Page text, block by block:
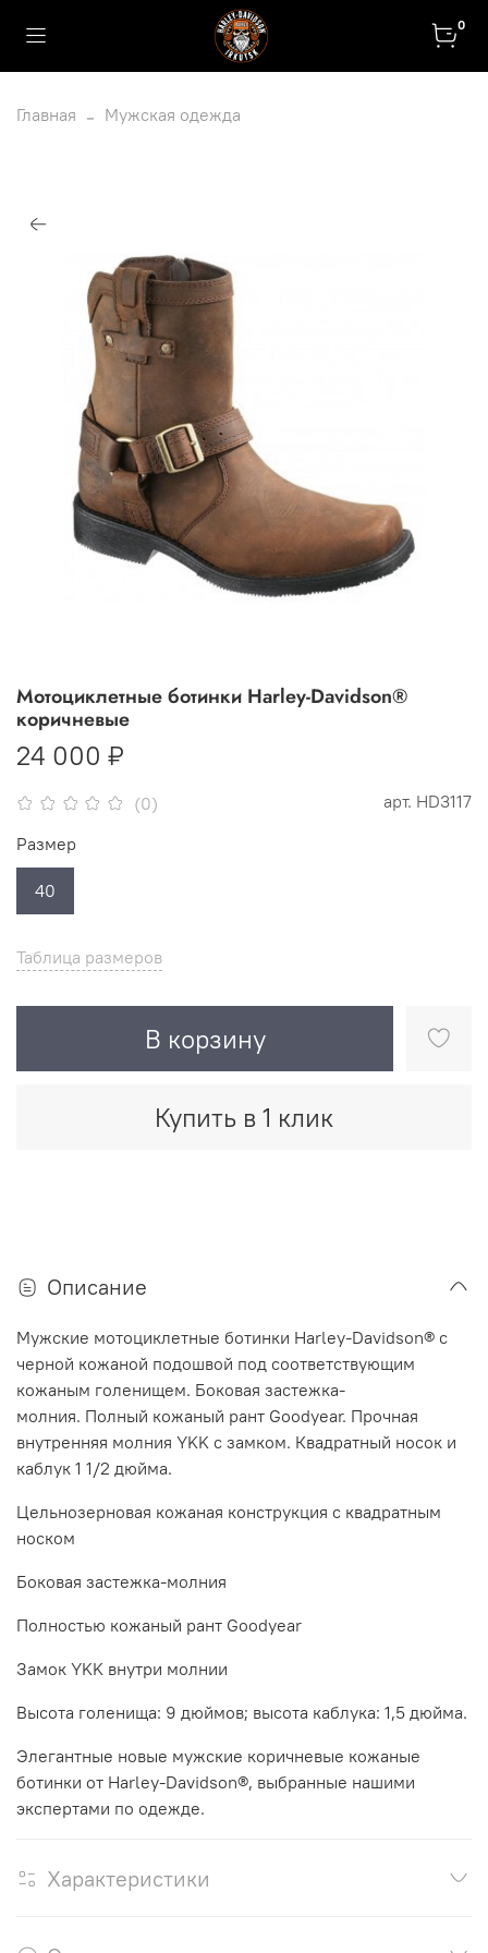
0
Главная Мужская одежда
(0) арт. HD3117
Мотоциклетные ботинки Harley-Davidson®
коричневые
24 000 ₽
Таблица размеров
В корзину
Купить в 1 клик
Размер
40
Описание
Мужские мотоциклетные ботинки Harley-Davidson® с
черной кожаной подошвой под соответствующим
кожаным голенищем. Боковая застежка-
молния. Полный кожаный рант Goodyear. Прочная
внутренняя молния YKK с замком. Квадратный носок и
каблук 1 1/2 дюйма.
Цельнозерновая кожаная конструкция с квадратным
носком
Боковая застежка-молния
Полностью кожаный рант Goodyear
Замок YKK внутри молнии
Высота голенища: 9 дюймов; высота каблука: 1,5 дюйма.
Элегантные новые мужские коричневые кожаные
ботинки от Harley-Davidson®, выбранные нашими
экспертами по одежде.
Характеристики